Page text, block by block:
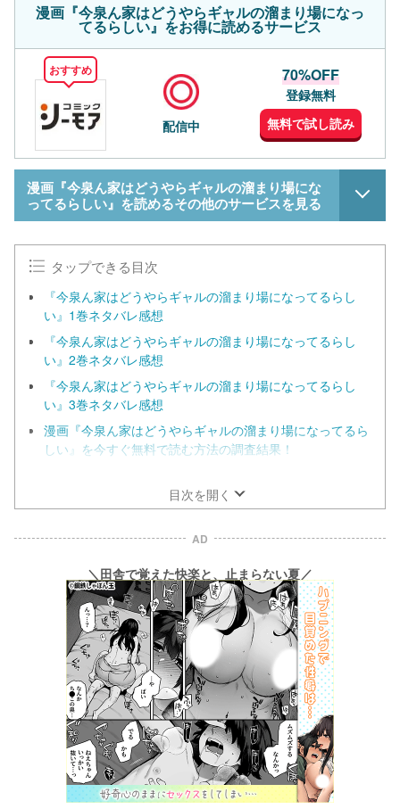
漫画『今泉ん家はどうやらギャルの溜まり場になっ
てるらしい』をお得に読めるサービス
おすすめ
配信中
70%OFF
登録無料
無料で試し読み
漫画『今泉ん家はどうやらギャルの溜まり場にな
ってるらしい』を読めるその他のサービスを見る
タップできる目次
『今泉ん家はどうやらギャルの溜まり場になってるらし
い』1巻ネタバレ感想
『今泉ん家はどうやらギャルの溜まり場になってるらし
い』2巻ネタバレ感想
『今泉ん家はどうやらギャルの溜まり場になってるらし
い』3巻ネタバレ感想
漫画『今泉ん家はどうやらギャルの溜まり場になってるら
しい』を今すぐ無料で読む方法の調査結果！
い』をraw・zip・pdfなど違法サイトで読むのは絶対にや
めよう！
目次を開く
AD
＼田舎で覚えた快楽と、止まらない夏／